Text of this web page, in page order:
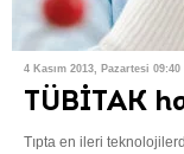
4 Kasım 2013, Pazartesi 09:40
TÜBİTAK
Tıpta en ileri